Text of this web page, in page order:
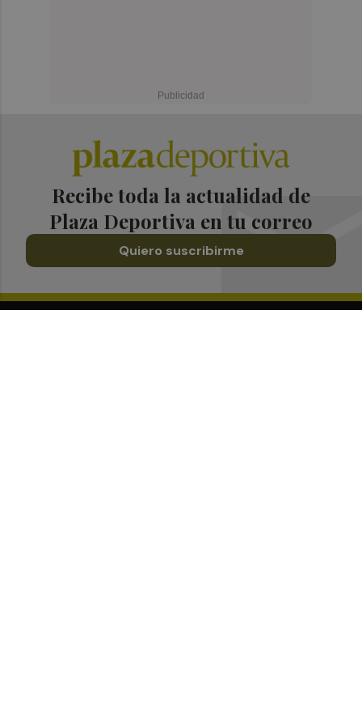
Recibe toda la actualidad de
Plaza Deportiva en tu correo
Quiero suscribirme